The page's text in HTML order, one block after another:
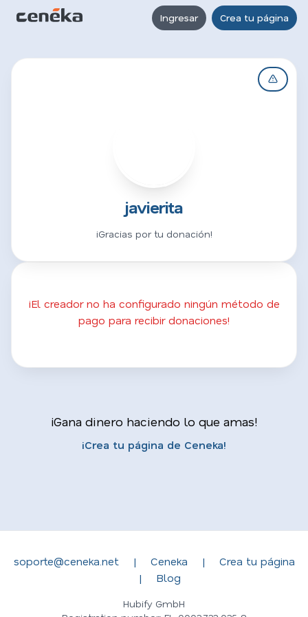
Ingresar Crea tu página
javierita
¡Gracias por tu donación!
¡El creador no ha configurado ningún método de
pago para recibir donaciones!
¡Gana dinero haciendo lo que amas!
¡Crea tu página de Ceneka!
soporte@ceneka.net | Ceneka |
Crea tu página
|
Blog
Hubify GmbH